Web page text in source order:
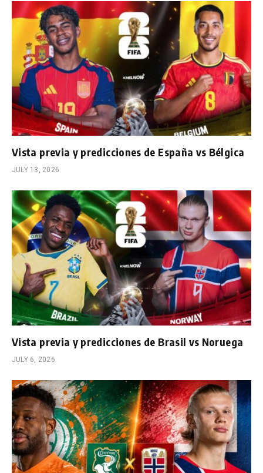
Vista previa y predicciones de España vs Bélgica
JULY 13, 2026
Vista previa y predicciones de Brasil vs Noruega
JULY 6, 2026